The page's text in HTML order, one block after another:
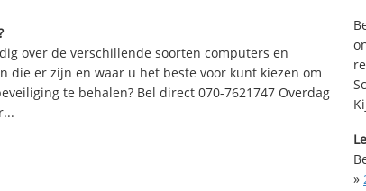
over de verschillende soorten computers en
die er zijn en waar u het beste voor kunt kiezen om
te behalen? Bel direct 070-7621747 Overdag
»